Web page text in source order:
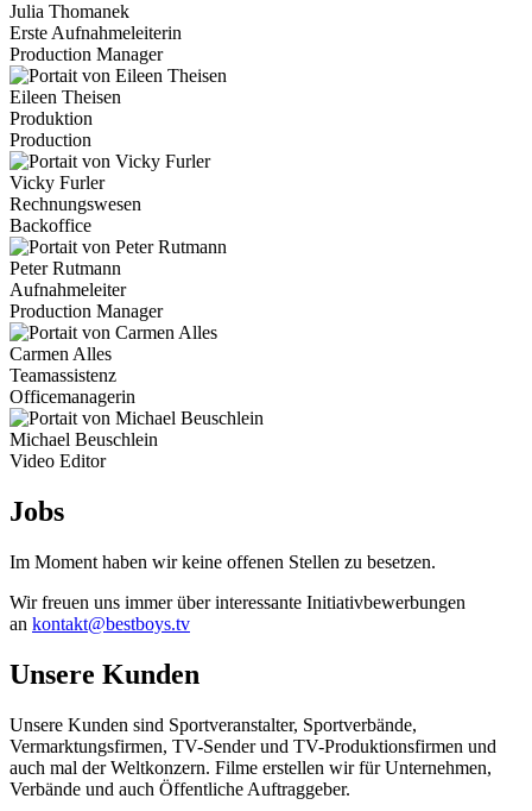
Julia Thomanek
Erste Aufnahmeleiterin
Production Manager
Eileen Theisen
Produktion
Production
Vicky Furler
Rechnungswesen
Backoffice
Peter Rutmann
Aufnahmeleiter
Production Manager
Carmen Alles
Teamassistenz
Officemanagerin
Michael Beuschlein
Video Editor
Jobs
Im Moment haben wir keine offenen Stellen zu besetzen.
Wir freuen uns immer über interessante Initiativbewerbungen
an kontakt@bestboys.tv
Unsere Kunden
Unsere Kunden sind Sportveranstalter, Sportverbände,
Vermarktungsfirmen, TV-Sender und TV-Produktionsfirmen und
auch mal der Weltkonzern. Filme erstellen wir für Unternehmen,
Verbände und auch Öffentliche Auftraggeber.